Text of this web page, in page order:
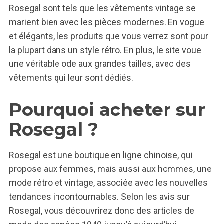
Rosegal sont tels que les vêtements vintage se
marient bien avec les pièces modernes. En vogue
et élégants, les produits que vous verrez sont pour
la plupart dans un style rétro. En plus, le site voue
une véritable ode aux grandes tailles, avec des
vêtements qui leur sont dédiés.
Pourquoi acheter sur
Rosegal ?
Rosegal est une boutique en ligne chinoise, qui
propose aux femmes, mais aussi aux hommes, une
mode rétro et vintage, associée avec les nouvelles
tendances incontournables. Selon les avis sur
Rosegal, vous découvrirez donc des articles de